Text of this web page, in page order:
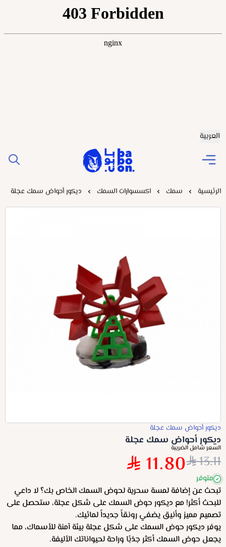
العربية
Baboonstore
الرئيسية سمك اكسسوارات السمك ديكور أحواض سمك عجلة
ديكور أحواض سمك عجلة
ديكور أحواض سمك عجلة
السعر شامل الضريبة
13.11
11.80 متوفر
تبحث عن إضافة لمسة سحرية لحوض السمك الخاص بك؟ لا داعي
للبحث أكثر! مع ديكور حوض السمك على شكل عجلة، ستحصل على
تصميم مميز وأنيق يضفي رونقاً جديداً لمائيك.
يوفر ديكور حوض السمك على شكل عجلة بيئة آمنة للأسماك، مما
يجعل حوض السمك أكثر جذبًا وراحة لحيواناتك الأليفة.